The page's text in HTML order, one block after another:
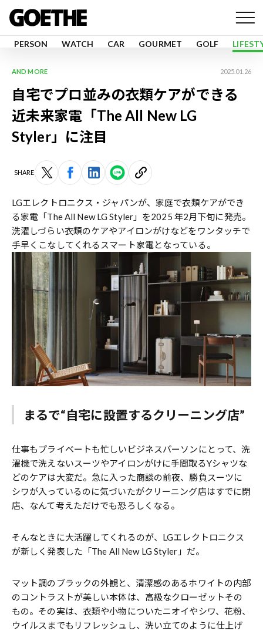
PERSON WATCH CAR GOURMET GOLF
AND MORE 2025.01.26
自宅でプロ並みの衣類ケアができる
近未来家電「The All New LG
Styler」に注目
SHARE
LGエレクトロニクス・ジャパンが、家庭で衣類ケアができ
る家電「The All New LG Styler」を2025 年2月下旬に発売。
洗濯しづらい衣類のケアやアイロンがけなどをワンタッチで
手早くこなしてくれるスマート家電となっている。
まるで“自宅に設置するクリーニング店”
仕事もプライベートも忙しいビジネスパーソンにとって、洗
濯機で洗えないスーツやアイロンがけに手間取るYシャツな
どのケアは大変だ。急に入った商談の前夜、勝負スーツに
シワが入っているのに気づいたがクリーニング店はすでに閉
店、なんて考えただけでも恐ろしくなる。
そんなときに大活躍してくれるのが、LGエレクトロニクス
が新しく発表した「The All New LG Styler」だ。
マット調のブラックの外観と、清潔感のあるホワイトの内部
のコントラストが美しい本体は、高級なクローゼットその
もの。その実は、衣類や小物についたニオイやシワ、花粉、
ウイルスまでもリフレッシュし、洗い立てのように仕上げ